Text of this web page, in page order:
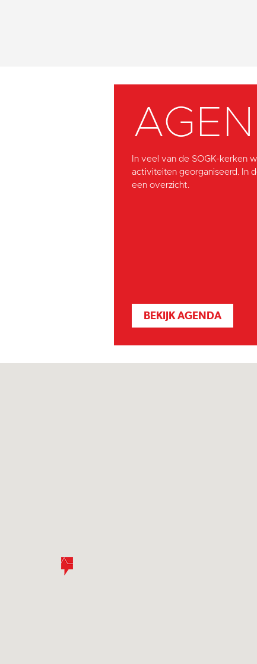
In veel van de SOGK-kerken
activiteiten georganiseerd. In
een overzicht.
BEKIJK AGENDA